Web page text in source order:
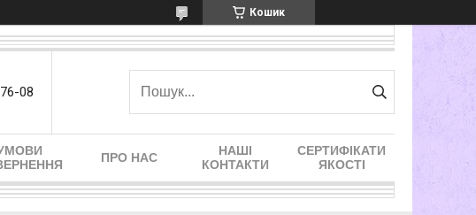
Кошик
08
ПРО НАС
НАШІ
КОНТАКТИ
СЕРТИФІКАТИ
ЯКОСТІ